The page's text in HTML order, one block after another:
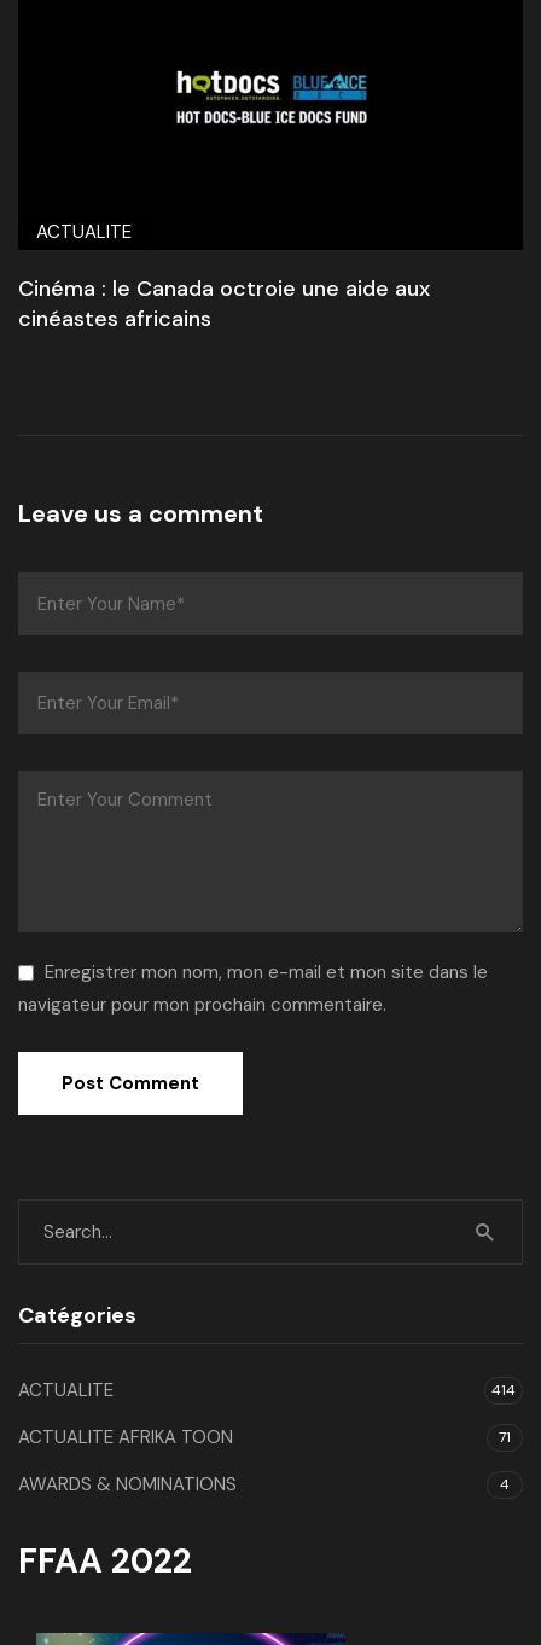
ACTUALITE
Cinéma : le Canada octroie une aide aux
cinéastes africains
Leave us a comment
Enregistrer mon nom, mon e-mail et mon site dans le
navigateur pour mon prochain commentaire.
Catégories
ACTUALITE 414
ACTUALITE AFRIKA TOON 71
AWARDS & NOMINATIONS 4
FFAA 2022